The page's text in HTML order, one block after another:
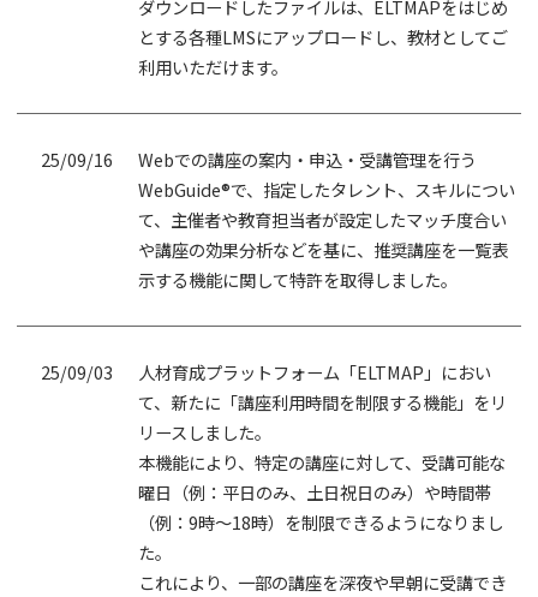
ダウンロードしたファイルは、ELTMAPをはじめ
とする各種LMSにアップロードし、教材としてご
利用いただけます。
25/09/16
Webでの講座の案内・申込・受講管理を行う
WebGuide®で、指定したタレント、スキルについ
て、主催者や教育担当者が設定したマッチ度合い
や講座の効果分析などを基に、推奨講座を一覧表
示する機能に関して特許を取得しました。
25/09/03
人材育成プラットフォーム「ELTMAP」におい
て、新たに「講座利用時間を制限する機能」をリ
リースしました。
本機能により、特定の講座に対して、受講可能な
曜日（例：平日のみ、土日祝日のみ）や時間帯
（例：9時～18時）を制限できるようになりまし
た。
これにより、一部の講座を深夜や早朝に受講でき